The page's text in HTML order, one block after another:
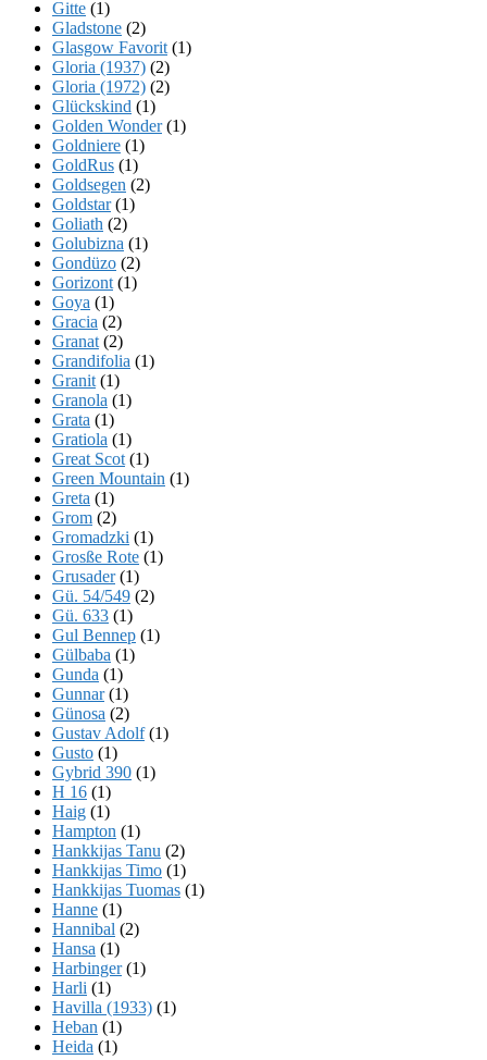
Gitte (1)
Gladstone (2)
Glasgow Favorit (1)
Gloria (1937) (2)
Gloria (1972) (2)
Glückskind (1)
Golden Wonder(1)
Goldniere (1)
GoldRus (1)
Goldsegen (2)
Goldstar(1)
Goliath (2)
Golubizna (1)
Gondüzo (2)
Gorizont (1)
Goya (1)
Gracia (2)
Granat (2)
Grandifolia (1)
Granit (1)
Granola (1)
Grata (1)
Gratiola (1)
Great Scot (1)
Green Mountain (1)
Greta (1)
Grom (2)
Gromadzki (1)
Grosße Rote (1)
Grusader(1)
Gü. 54/549 (2)
Gü. 633 (1)
Gul Bennep (1)
Gülbaba (1)
Gunda (1)
Gunnar(1)
Günosa (2)
Gustav Adolf(1)
Gusto (1)
Gybrid 390 (1)
H 16 (1)
Haig (1)
Hampton (1)
Hankkijas Tanu (2)
Hankkijas Timo (1)
Hankkijas Tuomas (1)
Hanne (1)
Hannibal (2)
Hansa (1)
Harbinger(1)
Harli (1)
Havilla (1933) (1)
Heban (1)
Heida (1)